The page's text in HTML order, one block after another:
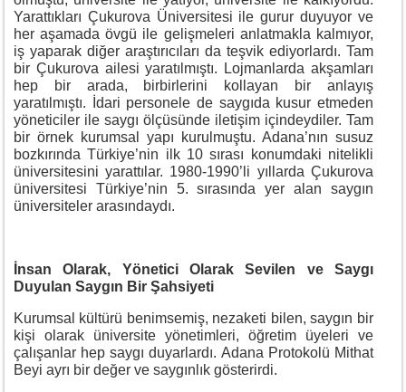
Yarattıkları Çukurova Üniversitesi ile gurur duyuyor ve
her aşamada övgü ile gelişmeleri anlatmakla kalmıyor,
iş yaparak diğer araştırıcıları da teşvik ediyorlardı. Tam
bir Çukurova ailesi yaratılmıştı. Lojmanlarda akşamları
hep bir arada, birbirlerini kollayan bir anlayış
yaratılmıştı. İdari personele de saygıda kusur etmeden
yöneticiler ile saygı ölçüsünde iletişim içindeydiler. Tam
bir örnek kurumsal yapı kurulmuştu. Adana’nın susuz
bozkırında Türkiye’nin ilk 10 sırası konumdaki nitelikli
üniversitesini yarattılar. 1980-1990’li yıllarda Çukurova
üniversitesi Türkiye’nin 5. sırasında yer alan saygın
üniversiteler arasındaydı.
İnsan Olarak, Yönetici Olarak Sevilen ve Saygı
Duyulan Saygın Bir Şahsiyeti
Kurumsal kültürü benimsemiş, nezaketi bilen, saygın bir
kişi olarak üniversite yönetimleri, öğretim üyeleri ve
çalışanlar hep saygı duyarlardı. Adana Protokolü Mithat
Beyi ayrı bir değer ve saygınlık gösterirdi.